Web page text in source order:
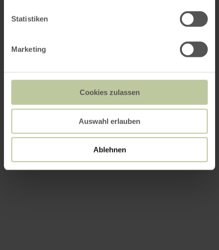
Statistiken
Marketing
Cookies zulassen
Auswahl erlauben
Ablehnen